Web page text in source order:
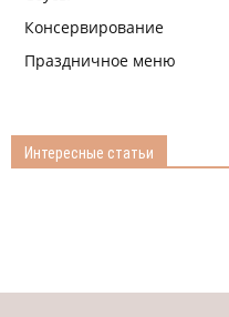
Консервирование
Праздничное меню
Интересные статьи